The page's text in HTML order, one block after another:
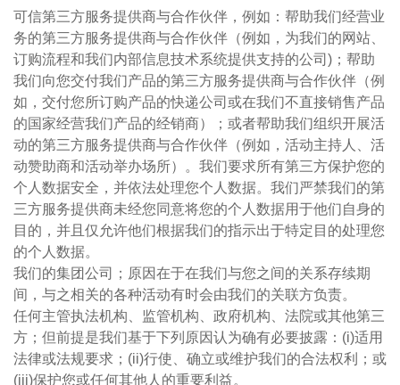
可信第三方服务提供商与合作伙伴，例如：帮助我们经营业
务的第三方服务提供商与合作伙伴（例如，为我们的网站、
订购流程和我们内部信息技术系统提供支持的公司)；帮助
我们向您交付我们产品的第三方服务提供商与合作伙伴（例
如，交付您所订购产品的快递公司或在我们不直接销售产品
的国家经营我们产品的经销商）；或者帮助我们组织开展活
动的第三方服务提供商与合作伙伴（例如，活动主持人、活
动赞助商和活动举办场所）。我们要求所有第三方保护您的
个人数据安全，并依法处理您个人数据。我们严禁我们的第
三方服务提供商未经您同意将您的个人数据用于他们自身的
目的，并且仅允许他们根据我们的指示出于特定目的处理您
的个人数据。
我们的集团公司；原因在于在我们与您之间的关系存续期
间，与之相关的各种活动有时会由我们的关联方负责。
任何主管执法机构、监管机构、政府机构、法院或其他第三
方；但前提是我们基于下列原因认为确有必要披露：(i)适用
法律或法规要求；(ii)行使、确立或维护我们的合法权利；或
(iii)保护您或任何其他人的重要利益。